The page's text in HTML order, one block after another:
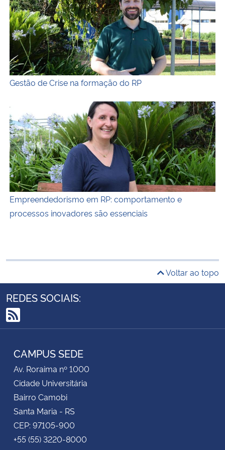
Gestão de Crise na formação do RP
Empreendedorismo em RP: comportamento e
Empreendedorismo em RP: comportamento e
processos inovadores são essenciais
Voltar ao topo
REDES SOCIAIS:
RSS
CAMPUS SEDE
Av. Roraima nº 1000
Cidade Universitária
Bairro Camobi
Santa Maria - RS
CEP: 97105-900
+55 (55) 3220-8000